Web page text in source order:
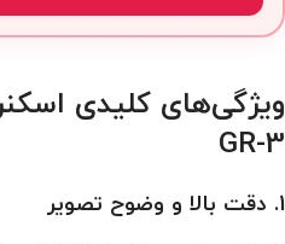
GR-3
1. دقت بالا و وضوح تصویر